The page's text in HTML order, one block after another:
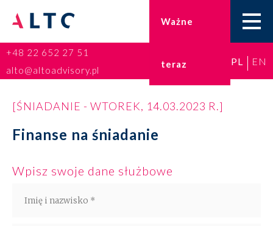
Ważne
teraz
Doradztwo podatkowe
Księgowość
Kadry i płace
+48 22 652 27 51
alto@altoadvisory.pl
PL EN
[ŚNIADANIE - WTOREK, 14.03.2023 R.]
Finanse na śniadanie
Wpisz swoje dane służbowe